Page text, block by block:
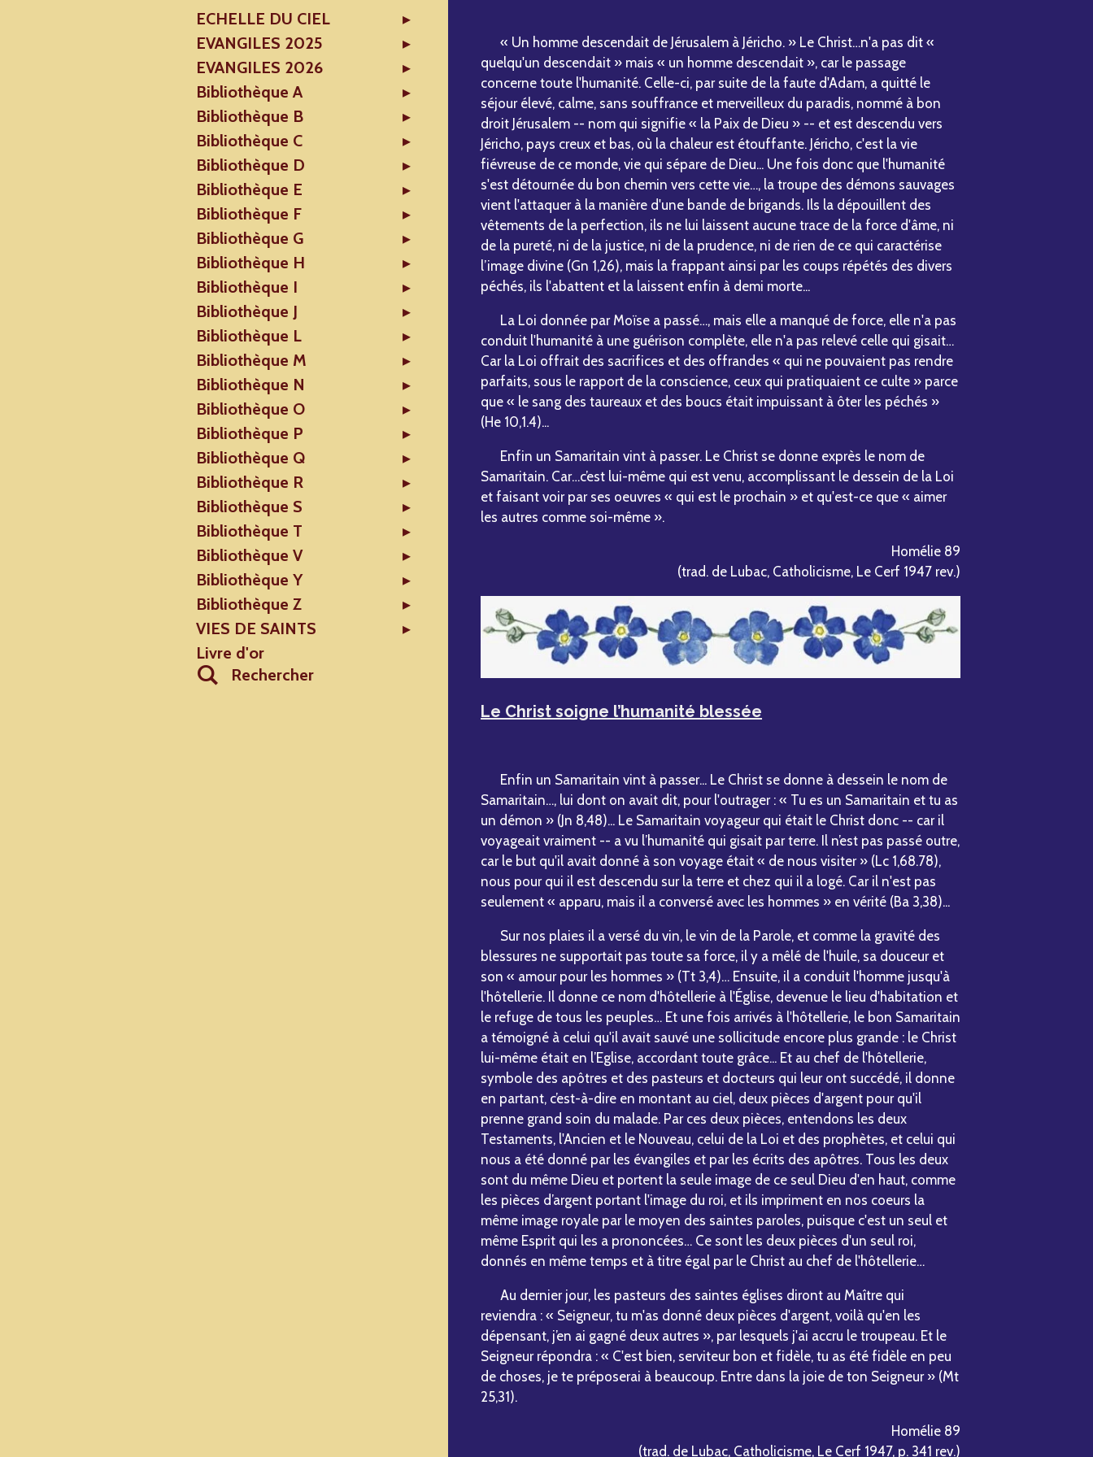
« Un homme descendait de Jérusalem à Jéricho. » Le Christ…n'a pas dit «
quelqu'un descendait » mais « un homme descendait », car le passage
concerne toute l'humanité. Celle-ci, par suite de la faute d'Adam, a quitté le
séjour élevé, calme, sans souffrance et merveilleux du paradis, nommé à bon
droit Jérusalem -- nom qui signifie « la Paix de Dieu » -- et est descendu vers
Jéricho, pays creux et bas, où la chaleur est étouffante. Jéricho, c'est la vie
fiévreuse de ce monde, vie qui sépare de Dieu... Une fois donc que l'humanité
s'est détournée du bon chemin vers cette vie…, la troupe des démons sauvages
vient l'attaquer à la manière d'une bande de brigands. Ils la dépouillent des
vêtements de la perfection, ils ne lui laissent aucune trace de la force d'âme, ni
de la pureté, ni de la justice, ni de la prudence, ni de rien de ce qui caractérise
l’image divine (Gn 1,26), mais la frappant ainsi par les coups répétés des divers
péchés, ils l'abattent et la laissent enfin à demi morte...
La Loi donnée par Moïse a passé…, mais elle a manqué de force, elle n'a pas
conduit l'humanité à une guérison complète, elle n'a pas relevé celle qui gisait…
Car la Loi offrait des sacrifices et des offrandes « qui ne pouvaient pas rendre
parfaits, sous le rapport de la conscience, ceux qui pratiquaient ce culte » parce
que « le sang des taureaux et des boucs était impuissant à ôter les péchés »
(He 10,1.4)...
Enfin un Samaritain vint à passer. Le Christ se donne exprès le nom de
Samaritain. Car…c’est lui-même qui est venu, accomplissant le dessein de la Loi
et faisant voir par ses oeuvres « qui est le prochain » et qu'est-ce que « aimer
les autres comme soi-même ».
Homélie 89
(trad. de Lubac, Catholicisme, Le Cerf 1947 rev.)
Le Christ soigne l’humanité blessée
Enfin un Samaritain vint à passer... Le Christ se donne à dessein le nom de
Samaritain…, lui dont on avait dit, pour l'outrager : « Tu es un Samaritain et tu as
un démon » (Jn 8,48)... Le Samaritain voyageur qui était le Christ donc -- car il
voyageait vraiment -- a vu l’humanité qui gisait par terre. Il n’est pas passé outre,
car le but qu'il avait donné à son voyage était « de nous visiter » (Lc 1,68.78),
nous pour qui il est descendu sur la terre et chez qui il a logé. Car il n'est pas
seulement « apparu, mais il a conversé avec les hommes » en vérité (Ba 3,38)...
Sur nos plaies il a versé du vin, le vin de la Parole, et comme la gravité des
blessures ne supportait pas toute sa force, il y a mêlé de l'huile, sa douceur et
son « amour pour les hommes » (Tt 3,4)… Ensuite, il a conduit l'homme jusqu'à
l'hôtellerie. Il donne ce nom d'hôtellerie à l'Église, devenue le lieu d'habitation et
le refuge de tous les peuples… Et une fois arrivés à l'hôtellerie, le bon Samaritain
a témoigné à celui qu'il avait sauvé une sollicitude encore plus grande : le Christ
lui-même était en l’Eglise, accordant toute grâce... Et au chef de l'hôtellerie,
symbole des apôtres et des pasteurs et docteurs qui leur ont succédé, il donne
en partant, c’est-à-dire en montant au ciel, deux pièces d'argent pour qu'il
prenne grand soin du malade. Par ces deux pièces, entendons les deux
Testaments, l'Ancien et le Nouveau, celui de la Loi et des prophètes, et celui qui
nous a été donné par les évangiles et par les écrits des apôtres. Tous les deux
sont du même Dieu et portent la seule image de ce seul Dieu d'en haut, comme
les pièces d’argent portant l'image du roi, et ils impriment en nos coeurs la
même image royale par le moyen des saintes paroles, puisque c'est un seul et
même Esprit qui les a prononcées… Ce sont les deux pièces d'un seul roi,
donnés en même temps et à titre égal par le Christ au chef de l'hôtellerie…
Au dernier jour, les pasteurs des saintes églises diront au Maître qui
reviendra : « Seigneur, tu m'as donné deux pièces d'argent, voilà qu'en les
dépensant, j’en ai gagné deux autres », par lesquels j'ai accru le troupeau. Et le
Seigneur répondra : « C'est bien, serviteur bon et fidèle, tu as été fidèle en peu
de choses, je te préposerai à beaucoup. Entre dans la joie de ton Seigneur » (Mt
25,31).
Homélie 89
(trad. de Lubac, Catholicisme, Le Cerf 1947, p. 341 rev.)
ECHELLE DU CIEL
EVANGILES 2025
EVANGILES 2026
Bibliothèque A
Bibliothèque B
Bibliothèque C
Bibliothèque D
Bibliothèque E
Bibliothèque F
Bibliothèque G
Bibliothèque H
Bibliothèque I
Bibliothèque J
Bibliothèque L
Bibliothèque M
Bibliothèque N
Bibliothèque O
Bibliothèque P
Bibliothèque Q
Bibliothèque R
Bibliothèque S
Bibliothèque T
Bibliothèque V
Bibliothèque Y
Bibliothèque Z
VIES DE SAINTS
Livre d'or
Rechercher